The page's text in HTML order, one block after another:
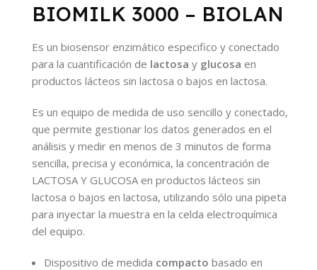
BIOMILK 3000 – BIOLAN
Es un biosensor enzimático especifico y conectado
para la cuantificación de lactosa y glucosa en
productos lácteos sin lactosa o bajos en lactosa.
Es un equipo de medida de uso sencillo y conectado,
que permite gestionar los datos generados en el
análisis y medir en menos de 3 minutos de forma
sencilla, precisa y económica, la concentración de
LACTOSA Y GLUCOSA en productos lácteos sin
lactosa o bajos en lactosa, utilizando sólo una pipeta
para inyectar la muestra en la celda electroquímica
del equipo.
Dispositivo de medida compacto basado en